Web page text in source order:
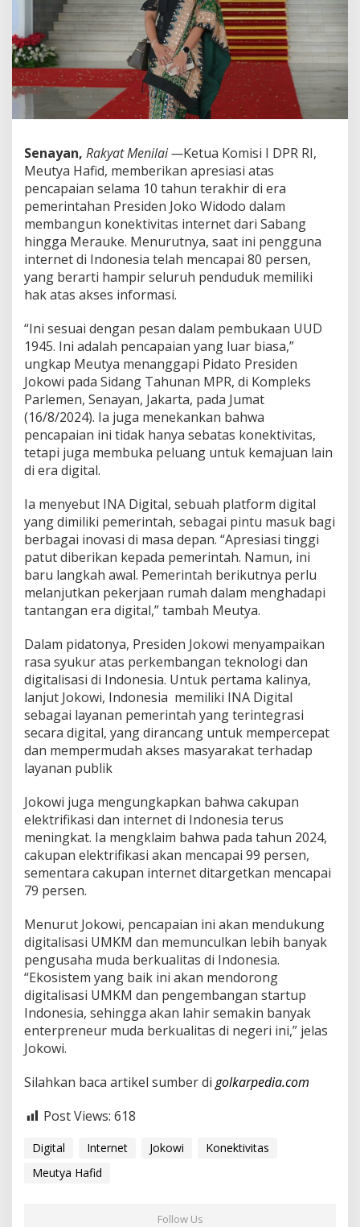
n
c
a
p
a
a
n
K
n
e
k
i
v
i
t
a
s
I
t
e
r
n
e
d
i
I
n
n
e
s
a
S
e
l
a
a
P
m
e
r
i
n
t
a
n
J
o
k
o
L
u
a
r
B
i
s
a
Senayan, Rakyat Menilai —Ketua Komisi I DPR RI,
Meutya Hafid, memberikan apresiasi atas
pencapaian selama 10 tahun terakhir di era
pemerintahan Presiden Joko Widodo dalam
membangun konektivitas internet dari Sabang
hingga Merauke. Menurutnya, saat ini pengguna
internet di Indonesia telah mencapai 80 persen,
yang berarti hampir seluruh penduduk memiliki
hak atas akses informasi.
“Ini sesuai dengan pesan dalam pembukaan UUD
1945. Ini adalah pencapaian yang luar biasa,”
ungkap Meutya menanggapi Pidato Presiden
Jokowi pada Sidang Tahunan MPR, di Kompleks
Parlemen, Senayan, Jakarta, pada Jumat
(16/8/2024). Ia juga menekankan bahwa
pencapaian ini tidak hanya sebatas konektivitas,
tetapi juga membuka peluang untuk kemajuan lain
di era digital.
Ia menyebut INA Digital, sebuah platform digital
yang dimiliki pemerintah, sebagai pintu masuk bagi
berbagai inovasi di masa depan. “Apresiasi tinggi
patut diberikan kepada pemerintah. Namun, ini
baru langkah awal. Pemerintah berikutnya perlu
melanjutkan pekerjaan rumah dalam menghadapi
tantangan era digital,” tambah Meutya.
Dalam pidatonya, Presiden Jokowi menyampaikan
rasa syukur atas perkembangan teknologi dan
digitalisasi di Indonesia. Untuk pertama kalinya,
lanjut Jokowi, Indonesia memiliki INA Digital
sebagai layanan pemerintah yang terintegrasi
secara digital, yang dirancang untuk mempercepat
dan mempermudah akses masyarakat terhadap
layanan publik
Jokowi juga mengungkapkan bahwa cakupan
elektrifikasi dan internet di Indonesia terus
meningkat. Ia mengklaim bahwa pada tahun 2024,
cakupan elektrifikasi akan mencapai 99 persen,
sementara cakupan internet ditargetkan mencapai
79 persen.
Menurut Jokowi, pencapaian ini akan mendukung
digitalisasi UMKM dan memunculkan lebih banyak
pengusaha muda berkualitas di Indonesia.
“Ekosistem yang baik ini akan mendorong
digitalisasi UMKM dan pengembangan startup
Indonesia, sehingga akan lahir semakin banyak
enterpreneur muda berkualitas di negeri ini,” jelas
Jokowi.
Silahkan baca artikel sumber di golkarpedia.com
Post Views: 618
Digital Internet Jokowi
Konektivitas
Meutya Hafid
Follow Us